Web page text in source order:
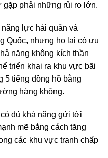
phải những rủi ro lớn.
lực hải quân và
Quốc, nhưng họ lại có ưu
năng không kích thần
triển khai ra khu vực bãi
5 tiếng đồng hồ bằng
hàng không.
đủ khả năng gửi tới
mẽ bằng cách tăng
các khu vực tranh chấp